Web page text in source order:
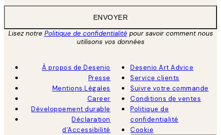
ENVOYER
Lisez notre Politique de confidentialitépour savoir comment nous
utilisons vos données
À propos de Desenio
Presse
Mentions Légales
Career
Développement durable
Déclaration
d'Accessibilité
Desenio Art Advice
Service clients
Suivre votre commande
Conditions de ventes
Politique de
confidentialité
Cookie